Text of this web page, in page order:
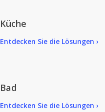
Küche
Entdecken Sie die Lösungen ›
Bad
Entdecken Sie die Lösungen ›